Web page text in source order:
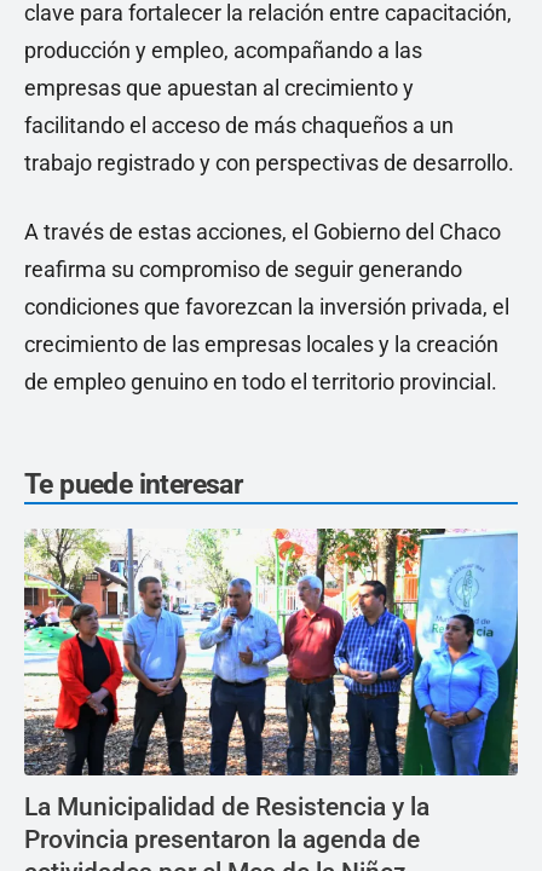
clave para fortalecer la relación entre capacitación,
producción y empleo, acompañando a las
empresas que apuestan al crecimiento y
facilitando el acceso de más chaqueños a un
trabajo registrado y con perspectivas de desarrollo.
A través de estas acciones, el Gobierno del Chaco
reafirma su compromiso de seguir generando
condiciones que favorezcan la inversión privada, el
crecimiento de las empresas locales y la creación
de empleo genuino en todo el territorio provincial.
Te puede interesar
La Municipalidad de Resistencia y la
Provincia presentaron la agenda de